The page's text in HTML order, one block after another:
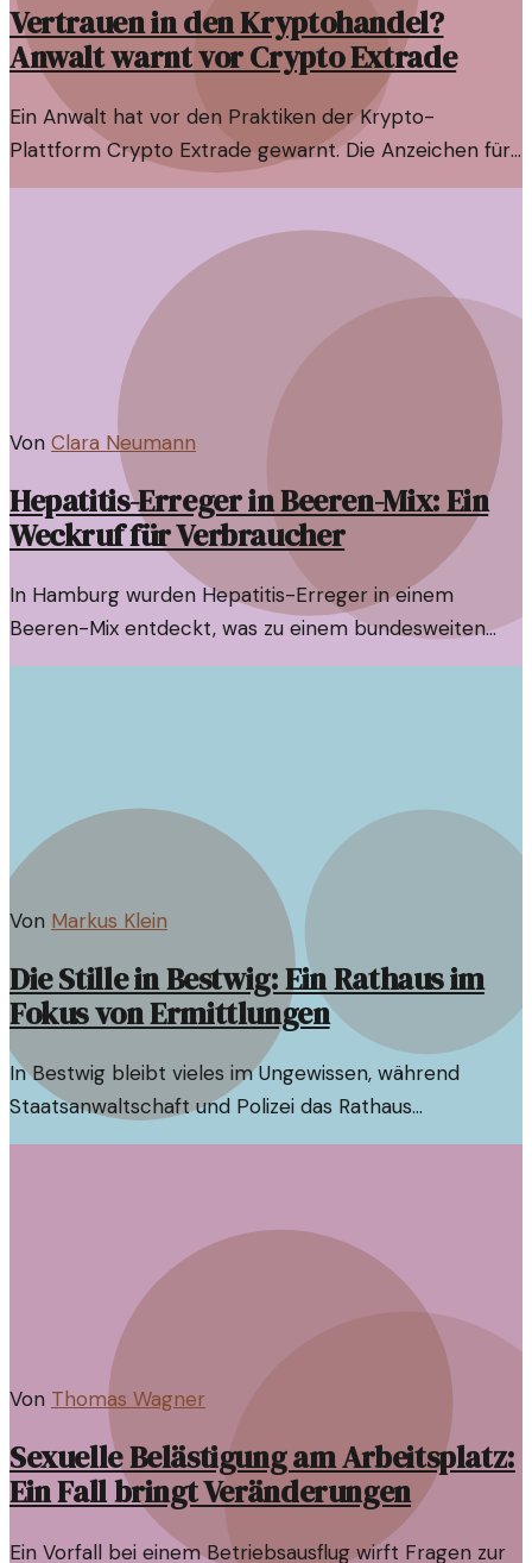
Vertrauen in den Kryptohandel?
Anwalt warnt vor Crypto Extrade
Ein Anwalt hat vor den Praktiken der Krypto-
Plattform Crypto Extrade gewarnt. Die Anzeichen für
einen Betrug sind alarmierend, und Investoren sollten
Von Clara Neumann
Hepatitis-Erreger in Beeren-Mix: Ein
Weckruf für Verbraucher
In Hamburg wurden Hepatitis-Erreger in einem
Beeren-Mix entdeckt, was zu einem bundesweiten
Rückruf führt. Welche Risiken bestehen und was
Von Markus Klein
Die Stille in Bestwig: Ein Rathaus im
Fokus von Ermittlungen
In Bestwig bleibt vieles im Ungewissen, während
Staatsanwaltschaft und Polizei das Rathaus
durchsuchen. Die Gründe sind nebulös, und die
Von Thomas Wagner
Sexuelle Belästigung am Arbeitsplatz:
Ein Fall bringt Veränderungen
Ein Vorfall bei einem Betriebsausflug wirft Fragen zur